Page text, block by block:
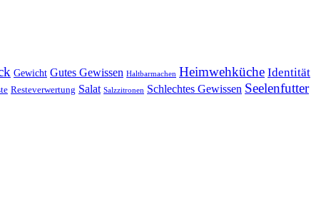
Gewicht Gutes Gewissen Haltbarmachen Heimwehküche Identität
Resteverwertung Salat Salzzitronen Schlechtes Gewissen Seelenfutter